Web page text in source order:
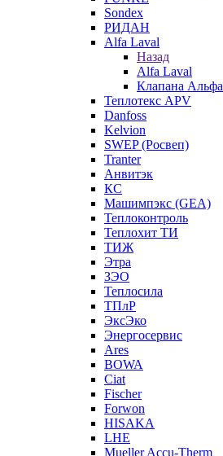
Sondex
РИДАН
Alfa Laval
Назад
Alfa Laval
Клапана
Теплотекс APV
Danfoss
Kelvion
SWEP (Росвеп)
Tranter
Анвитэк
КС
Машимпэкс (GEA)
Теплоконтроль
Теплохит ТИ
ТИЖ
Этра
ЗЭО
Теплосила
ТПлР
ЭксЭко
Энергосервис
Ares
BOWA
Ciat
Fischer
Forwon
HISAKA
LHE
Mueller Accu-Therm